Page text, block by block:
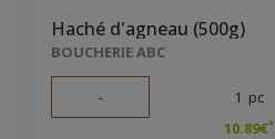
Haché d'agneau (500g)
BOUCHERIE ABC
- 1 pc
10.89€*